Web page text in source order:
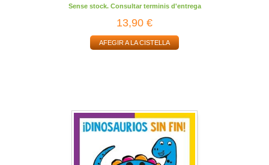
Sense stock. Consultar terminis d'entrega
13,90 €
AFEGIR A LA CISTELLA